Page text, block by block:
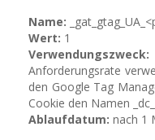
Name:
Wert: 1
Verwendungszweck:
Anforderungsrate
den Google Tag
Cookie den Namen
Ablaufdatum: nach 1